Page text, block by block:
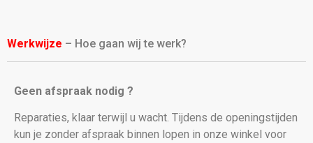
Werkwijze – Hoe gaan wij te werk?
Geen afspraak nodig ?
Reparaties, klaar terwijl u wacht. Tijdens de openingstijden
kun je zonder afspraak binnen lopen in onze winkel voor